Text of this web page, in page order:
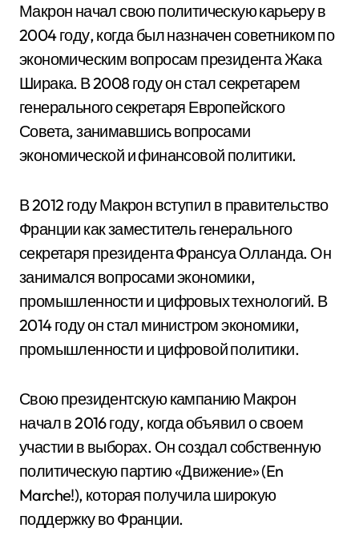
Макрон начал свою политическую карьеру в
2004 году, когда был назначен советником по
экономическим вопросам президента Жака
Ширака. В 2008 году он стал секретарем
генерального секретаря Европейского
Совета, занимавшись вопросами
экономической и финансовой политики.
В 2012 году Макрон вступил в правительство
Франции как заместитель генерального
секретаря президента Франсуа Олланда. Он
занимался вопросами экономики,
промышленности и цифровых технологий. В
2014 году он стал министром экономики,
промышленности и цифровой политики.
Свою президентскую кампанию Макрон
начал в 2016 году, когда объявил о своем
участии в выборах. Он создал собственную
политическую партию «Движение» (En
Marche!), которая получила широкую
поддержку во Франции.